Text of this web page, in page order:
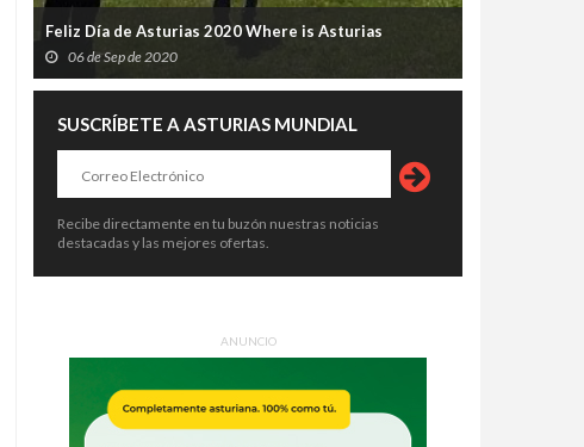
El Sella entra en su semana grande:
horarios, trenes, aparcamientos y
todo lo que hay que saber antes
04 de Ago de 2026
Pravia se prepara para temblar: el
Xiringüelu 2026 vuelve con cinco
días de sidra, charangas y fiesta en
04 de Ago de 2026
Feliz Día de Asturias 2020 Where is Asturias
06 de Sep de 2020
SUSCRÍBETE A ASTURIAS MUNDIAL
Recibe directamente en tu buzón nuestras noticias
destacadas y las mejores ofertas.
ANUNCIO